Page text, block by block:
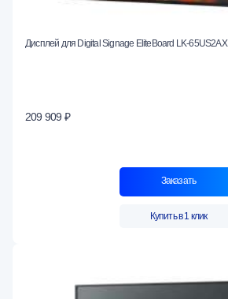
Дисплей для Digital Signage EliteBoard LK-65US2AX
209 909 ₽
Заказать
Купить в 1 клик